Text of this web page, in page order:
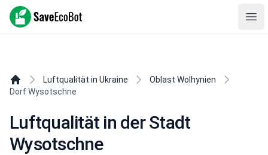
SaveEcoBot
Luftqualität in Ukraine
Oblast Wolhynien
Dorf Wysotschne
Luftqualität in der Stadt
Wysotschne